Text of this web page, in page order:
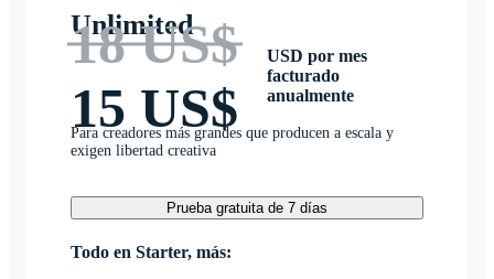
Unlimited
18 US$
15 US$
USD por mes
facturado
anualmente
Para creadores más grandes que producen a escala y
exigen libertad creativa
Prueba gratuita de 7 días
Todo en Starter, más: